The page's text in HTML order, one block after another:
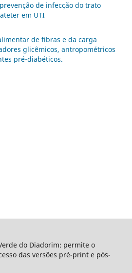
de infecção do trato
em UTI
de fibras e da carga
glicêmicos, antropométricos
pré-diabéticos.
do Diadorim: permite o
das versões pré-print e pós-